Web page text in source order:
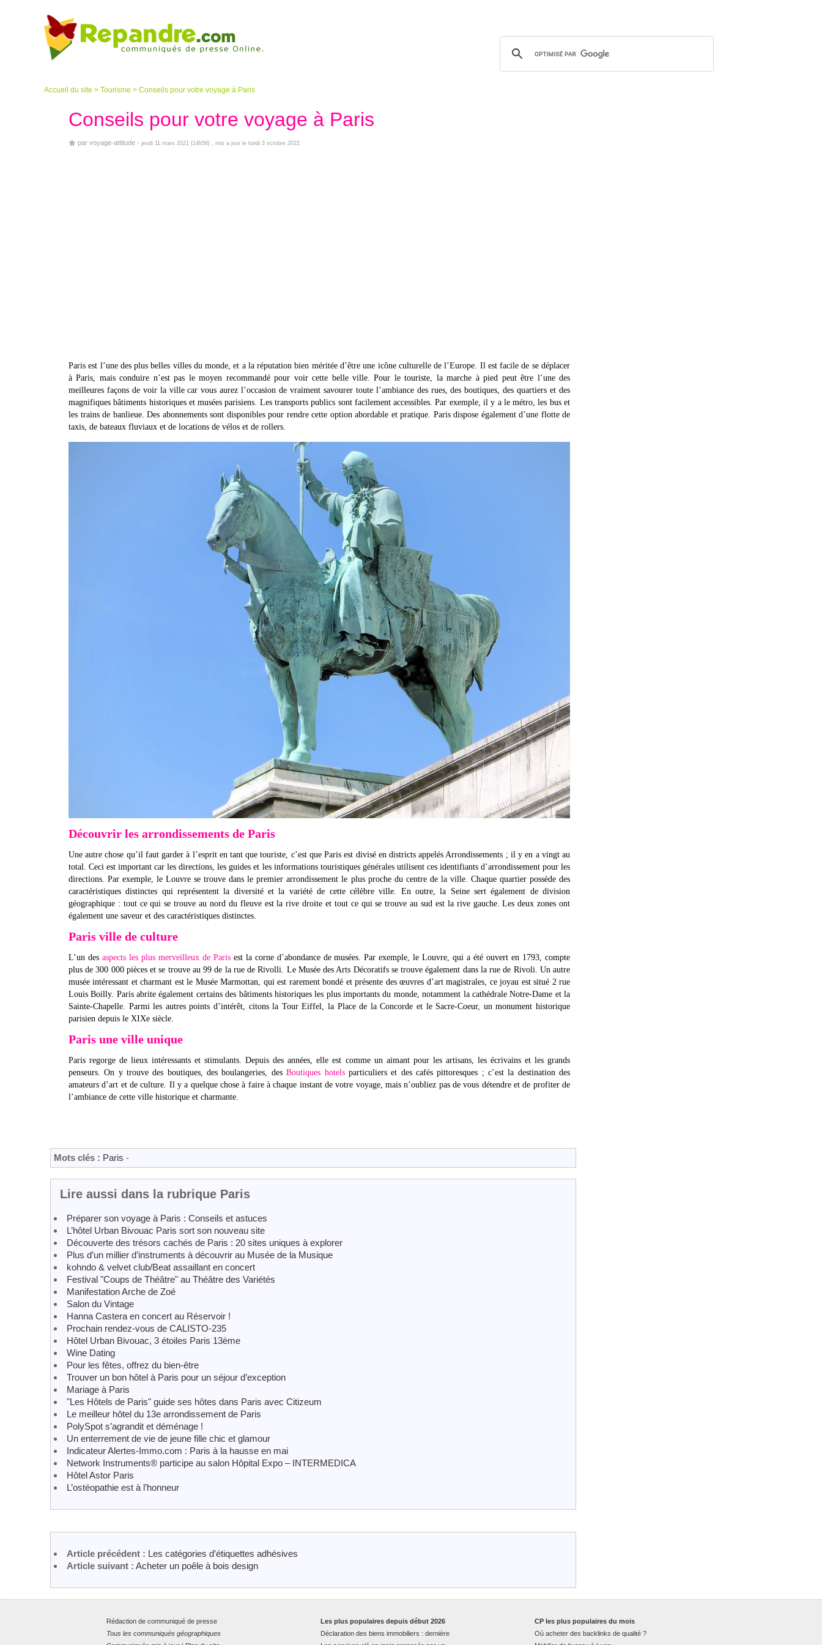
Accueil du site > Tourisme > Conseils pour votre voyage à Paris
Conseils pour votre voyage à Paris
par voyage-attitude - jeudi 11 mars 2021 (14h56) , mis a jour le lundi 3 octobre 2022
Paris est l’une des plus belles villes du monde, et a la réputation bien méritée d’être une icône culturelle de l’Europe. Il est facile de se déplacer
à Paris, mais conduire n’est pas le moyen recommandé pour voir cette belle ville. Pour le touriste, la marche à pied peut être l’une des
meilleures façons de voir la ville car vous aurez l’occasion de vraiment savourer toute l’ambiance des rues, des boutiques, des quartiers et des
magnifiques bâtiments historiques et musées parisiens. Les transports publics sont facilement accessibles. Par exemple, il y a le métro, les bus et
les trains de banlieue. Des abonnements sont disponibles pour rendre cette option abordable et pratique. Paris dispose également d’une flotte de
taxis, de bateaux fluviaux et de locations de vélos et de rollers.
Découvrir les arrondissements de Paris
Une autre chose qu’il faut garder à l’esprit en tant que touriste, c’est que Paris est divisé en districts appelés Arrondissements ; il y en a vingt au
total. Ceci est important car les directions, les guides et les informations touristiques générales utilisent ces identifiants d’arrondissement pour les
directions. Par exemple, le Louvre se trouve dans le premier arrondissement le plus proche du centre de la ville. Chaque quartier possède des
caractéristiques distinctes qui représentent la diversité et la variété de cette célèbre ville. En outre, la Seine sert également de division
géographique : tout ce qui se trouve au nord du fleuve est la rive droite et tout ce qui se trouve au sud est la rive gauche. Les deux zones ont
également une saveur et des caractéristiques distinctes.
Paris ville de culture
L’un des aspects les plus merveilleux de Parisest la corne d’abondance de musées. Par exemple, le Louvre, qui a été ouvert en 1793, compte
plus de 300 000 pièces et se trouve au 99 de la rue de Rivolli. Le Musée des Arts Décoratifs se trouve également dans la rue de Rivoli. Un autre
musée intéressant et charmant est le Musée Marmottan, qui est rarement bondé et présente des œuvres d’art magistrales, ce joyau est situé 2 rue
Louis Boilly. Paris abrite également certains des bâtiments historiques les plus importants du monde, notamment la cathédrale Notre-Dame et la
Sainte-Chapelle. Parmi les autres points d’intérêt, citons la Tour Eiffel, la Place de la Concorde et le Sacre-Coeur, un monument historique
parisien depuis le XIXe siècle.
Paris une ville unique
Paris regorge de lieux intéressants et stimulants. Depuis des années, elle est comme un aimant pour les artisans, les écrivains et les grands
penseurs. On y trouve des boutiques, des boulangeries, desBoutiques hotelsparticuliers et des cafés pittoresques ; c’est la destination des
amateurs d’art et de culture. Il y a quelque chose à faire à chaque instant de votre voyage, mais n’oubliez pas de vous détendre et de profiter de
l’ambiance de cette ville historique et charmante.
Mots clés : Paris -
Lire aussi dans la rubrique Paris
Préparer son voyage à Paris : Conseils et astuces
L’hôtel Urban Bivouac Paris sort son nouveau site
Découverte des trésors cachés de Paris : 20 sites uniques à explorer
Plus d’un millier d’instruments à découvrir au Musée de la Musique
kohndo & velvet club/Beat assaillant en concert
Festival "Coups de Théâtre" au Théâtre des Variétés
Manifestation Arche de Zoé
Salon du Vintage
Hanna Castera en concert au Réservoir !
Prochain rendez-vous de CALISTO-235
Hôtel Urban Bivouac, 3 étoiles Paris 13ème
Wine Dating
Pour les fêtes, offrez du bien-être
Trouver un bon hôtel à Paris pour un séjour d’exception
Mariage à Paris
"Les Hôtels de Paris" guide ses hôtes dans Paris avec Citizeum
Le meilleur hôtel du 13e arrondissement de Paris
PolySpot s’agrandit et déménage !
Un enterrement de vie de jeune fille chic et glamour
Indicateur Alertes-Immo.com : Paris à la hausse en mai
Network Instruments® participe au salon Hôpital Expo – INTERMEDICA
Hôtel Astor Paris
L’ostéopathie est à l’honneur
Article précédent : Les catégories d’étiquettes adhésives
Article suivant : Acheter un poêle à bois design
Rédaction de communiqué de presse
Tous les communiqués géographiques
CP les plus populaires du mois
Où acheter des backlinks de qualité ?
Les plus populaires depuis début 2026
Déclaration des biens immobiliers : dernière